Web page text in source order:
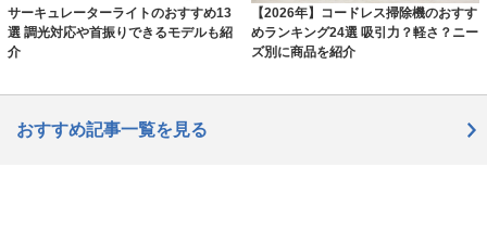
サーキュレーターライトのおすすめ13
選 調光対応や首振りできるモデルも紹
介
【2026年】コードレス掃除機のおすす
めランキング24選 吸引力？軽さ？ニー
ズ別に商品を紹介
おすすめ記事一覧を見る